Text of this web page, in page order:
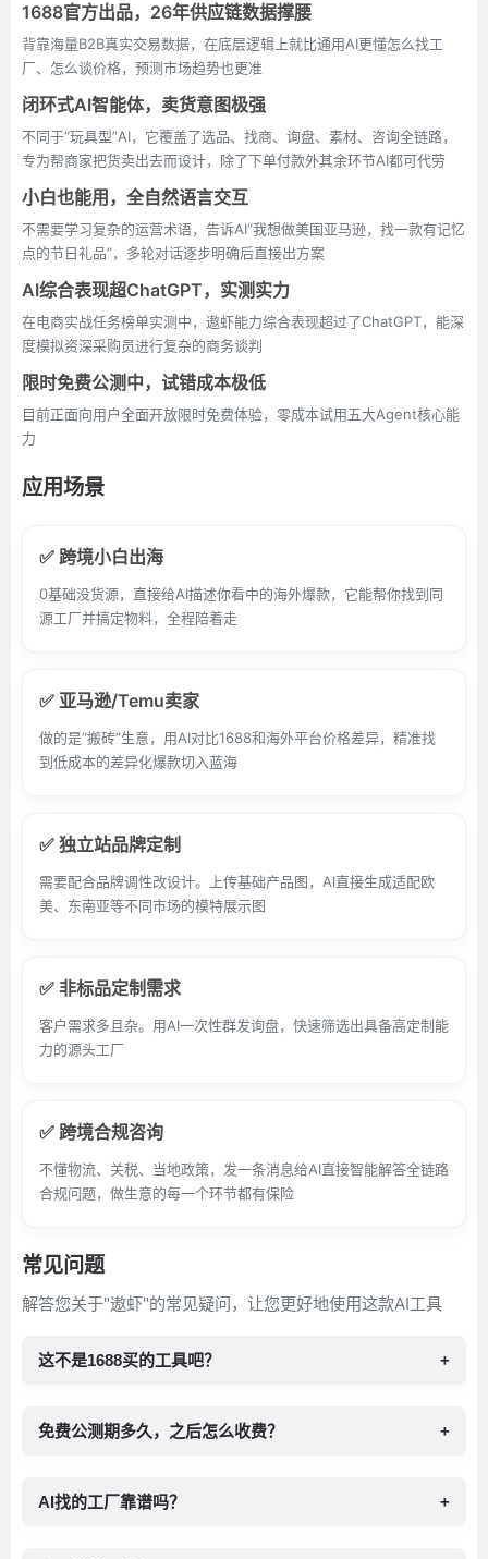
1688官方出品，26年供应链数据撑腰
背靠海量B2B真实交易数据，在底层逻辑上就比通用AI更懂怎么找工
厂、怎么谈价格，预测市场趋势也更准
闭环式AI智能体，卖货意图极强
不同于“玩具型”AI，它覆盖了选品、找商、询盘、素材、咨询全链路，
专为帮商家把货卖出去而设计，除了下单付款外其余环节AI都可代劳
小白也能用，全自然语言交互
不需要学习复杂的运营术语，告诉AI“我想做美国亚马逊，找一款有记忆
点的节日礼品”，多轮对话逐步明确后直接出方案
AI综合表现超ChatGPT，实测实力
在电商实战任务榜单实测中，遨虾能力综合表现超过了ChatGPT，能深
度模拟资深采购员进行复杂的商务谈判
限时免费公测中，试错成本极低
目前正面向用户全面开放限时免费体验，零成本试用五大Agent核心能
力
应用场景
✅ 跨境小白出海
0基础没货源，直接给AI描述你看中的海外爆款，它能帮你找到同
源工厂并搞定物料，全程陪着走
✅ 亚马逊/Temu卖家
做的是“搬砖”生意，用AI对比1688和海外平台价格差异，精准找
到低成本的差异化爆款切入蓝海
✅ 独立站品牌定制
需要配合品牌调性改设计。上传基础产品图，AI直接生成适配欧
美、东南亚等不同市场的模特展示图
✅ 非标品定制需求
客户需求多且杂。用AI一次性群发询盘，快速筛选出具备高定制能
力的源头工厂
✅ 跨境合规咨询
不懂物流、关税、当地政策，发一条消息给AI直接智能解答全链路
合规问题，做生意的每一个环节都有保险
常见问题
解答您关于"遨虾"的常见疑问，让您更好地使用这款AI工具
这不是1688买的工具吧？ +
免费公测期多久，之后怎么收费？ +
AI找的工厂靠谱吗？ +